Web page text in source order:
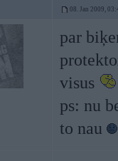
08. Jan 2009,
par
visus
ps: nu
to nau